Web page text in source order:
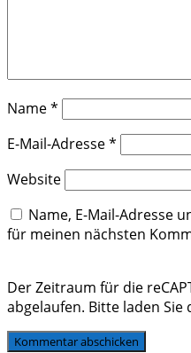
Name*
E-Mail-Adresse*
Website
Name, E-Mail-Adresse
für meinen nächsten
Der Zeitraum für die
abgelaufen. Bitte laden Sie